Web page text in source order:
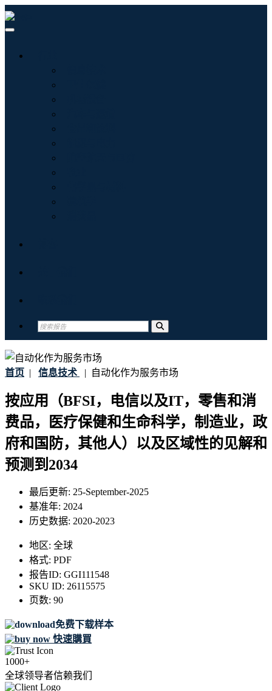
首页 | 信息技术 | 自动化作为服务市场
按应用（BFSI，电信以及IT，零售和消
费品，医疗保健和生命科学，制造业，政
府和国防，其他人）以及区域性的见解和
预测到2034
最后更新: 25-September-2025
基准年: 2024
历史数据: 2020-2023
地区: 全球
格式: PDF
报告ID: GGI111548
SKU ID: 26115575
页数: 90
免费下载样本
快速購買
1000+
全球领导者信赖我们